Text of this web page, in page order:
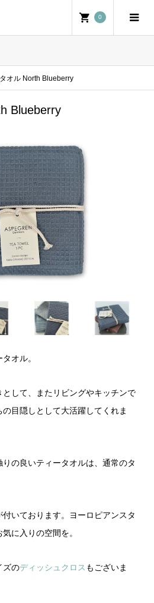
0
オル North Blueberry
Blueberry
オル。
して、またリビングやキッチンで
目隠しとして大活躍してくれま
の良いティータオルは、通常のタ
いております。ヨーロピアンスタ
に入りの空間を。
ズのディッシュクロス もございま